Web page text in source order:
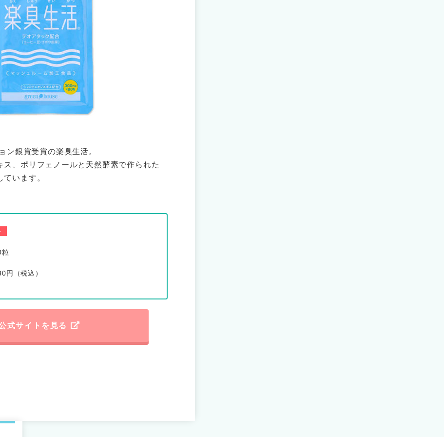
ン銀賞受賞の楽臭生活。
ス、ポリフェノールと天然酵素で作られた
います。
粒
円（税込）
式サイトを見る